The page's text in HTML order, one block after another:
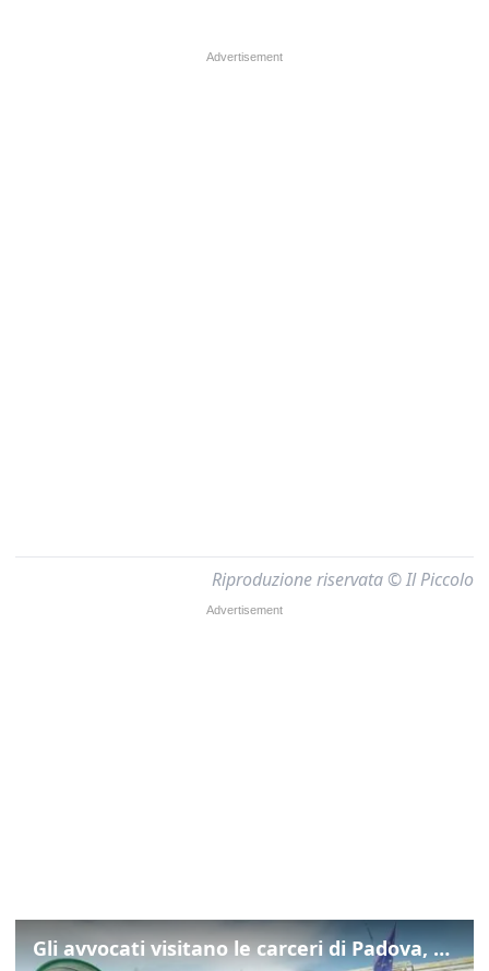
Riproduzione riservata © Il Piccolo
Gli avvocati visitano le carceri di Padova, ecco cosa hanno trovato